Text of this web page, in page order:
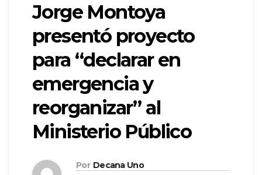
Jorge Montoya
presentó proyecto
para “declarar en
emergencia y
reorganizar” al
Ministerio Público
Por Decana Uno